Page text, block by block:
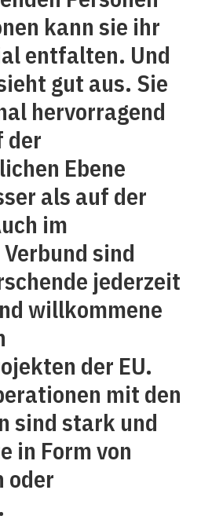
kann sie ihr
entfalten. Und
gut aus. Sie
hervorragend
der
Ebene
als auf der
im
sind
jederzeit
willkommene
der EU.
mit den
sind stark und
in Form von
oder